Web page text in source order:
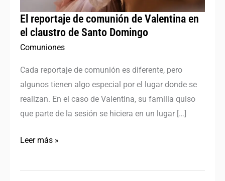
El reportaje de comunión de Valentina en
el claustro de Santo Domingo
Comuniones
Cada reportaje de comunión es diferente, pero
algunos tienen algo especial por el lugar donde se
realizan. En el caso de Valentina, su familia quiso
que parte de la sesión se hiciera en un lugar […]
claustro
de
Leer más »